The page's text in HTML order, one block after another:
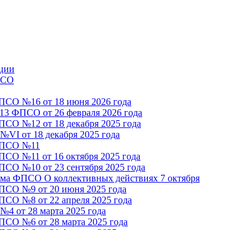
№16 от 18 июня 2026 года
ФПСО от 26 февраля 2026 года
№12 от 18 декабря 2025 года
от 18 декабря 2025 года
№11
№11 от 16 октября 2025 года
№10 от 23 сентября 2025 года
ФПСО О коллективных действиях 7 октября
№9 от 20 июня 2025 года
№8 от 22 апреля 2025 года
от 28 марта 2025 года
№6 от 28 марта 2025 года